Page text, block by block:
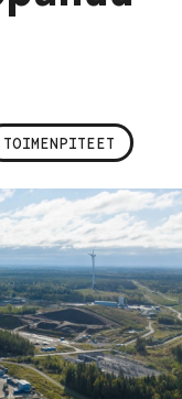
TOIMENPITEET